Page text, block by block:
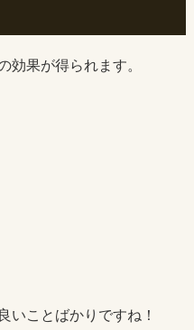
効果が得られます。
いことばかりですね！